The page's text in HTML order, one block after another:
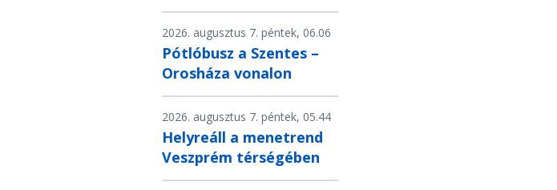
2026. augusztus 7. péntek, 06.06
Pótlóbusz a Szentes –
Orosháza vonalon
2026. augusztus 7. péntek, 05.44
Helyreáll a menetrend
Veszprém térségében